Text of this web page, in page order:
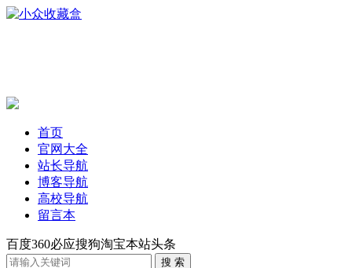
首页
官网大全
站长导航
博客导航
高校导航
留言本
百度360必应搜狗淘宝本站头条